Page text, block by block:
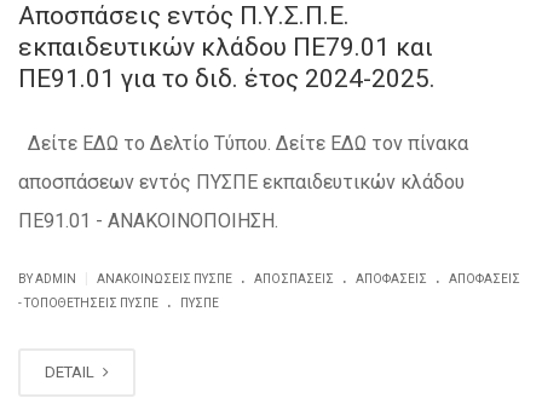
Αποσπάσεις εντός Π.Υ.Σ.Π.Ε.
εκπαιδευτικών κλάδου ΠΕ79.01 και
ΠΕ91.01 για το διδ. έτος 2024-2025.
Δείτε ΕΔΩ το Δελτίο Τύπου. Δείτε ΕΔΩ τον πίνακα
αποσπάσεων εντός ΠΥΣΠΕ εκπαιδευτικών κλάδου
ΠΕ91.01 - ΑΝΑΚΟΙΝΟΠΟΙΗΣΗ.
BY ADMIN ΑΝΑΚΟΙΝΏΣΕΙΣ ΠΥΣΠΕ . ΑΠΟΣΠΆΣΕΙΣ . ΑΠΟΦΆΣΕΙΣ .
ΑΠΟΦΆΣΕΙΣ
- ΤΟΠΟΘΕΤΉΣΕΙΣ ΠΥΣΠΕ
. ΠΥΣΠΕ
DETAIL